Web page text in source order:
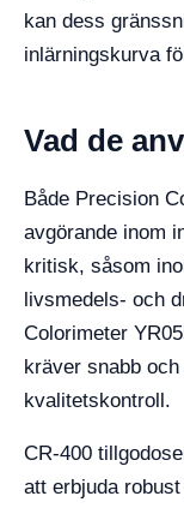
kan dess
inlärningskurva
Vad de
Både Precision
avgörande inom
kritisk, såsom
livsmedels- och
Colorimeter
kräver snabb
kvalitetskontroll.
CR-400
att erbjuda